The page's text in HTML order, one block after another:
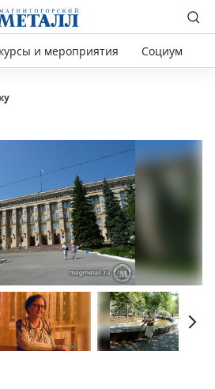
и мероприятия Социум